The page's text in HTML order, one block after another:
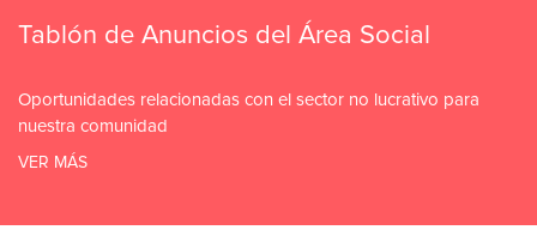
Tablón de Anuncios del Área Social
Oportunidades relacionadas con el sector no lucrativo para
nuestra comunidad
VER MÁS